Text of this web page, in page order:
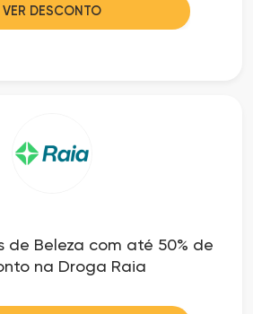
VER DESCONTO
de Beleza com até 50% de
na Droga Raia